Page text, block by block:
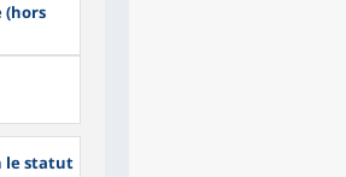
(hors
le statut